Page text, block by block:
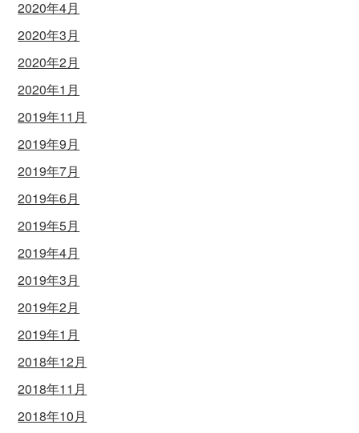
2020年4月
2020年3月
2020年2月
2020年1月
2019年11月
2019年9月
2019年7月
2019年6月
2019年5月
2019年4月
2019年3月
2019年2月
2019年1月
2018年12月
2018年11月
2018年10月